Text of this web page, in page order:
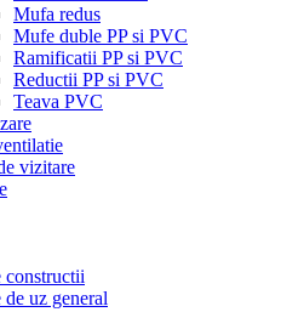
Mufa redus
Mufe duble PP si PVC
Ramificatii PP si PVC
Reductii PP si PVC
Teava PVC
vizitare
constructii
de uz general